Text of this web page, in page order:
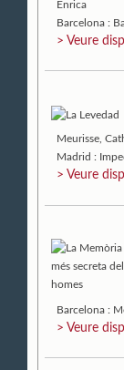
Enrica
Barcelona :
> Veure
Meurisse,
Madrid :
> Veure
Barcelona :
> Veure